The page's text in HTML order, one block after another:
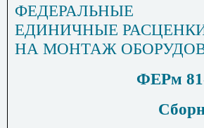
ФЕДЕРАЛЬНЫЕ
ЕДИНИЧНЫЕ
НА МОНТАЖ
ФЕРм